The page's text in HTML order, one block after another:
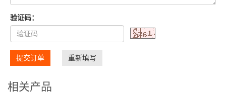
验证码：
提交订单 重新填写
相关产品